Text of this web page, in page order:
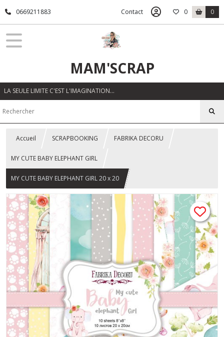
0669211883 Contact 0 0
MAM'SCRAP
LA SEULE LIMITE C'EST L'IMAGINATION…
Accueil SCRAPBOOKING FABRIKA DECORU
MY CUTE BABY ELEPHANT GIRL
MY CUTE BABY ELEPHANT GIRL 20 x 20